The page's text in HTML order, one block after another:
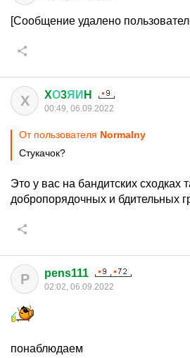
[Сообщение удалено
X XО3ЯИ H
00:49, 06.09.2022
От пользователя Normalny
Стукачок?
Это у вас на бандитских сходках
добропорядочных и бдительных
P pens111
02:02, 06.09.2022
понаблюдаем